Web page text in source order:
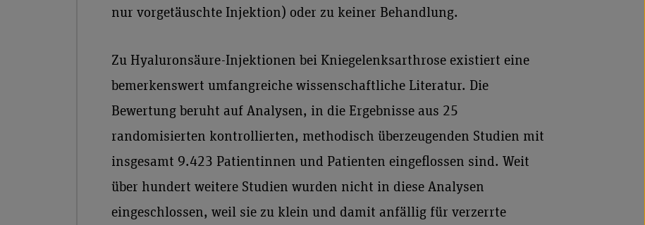
nur vorgetäuschte Injektion) oder zu keiner Behandlung.
Zu Hyaluronsäure-Injektionen bei Kniegelenksarthrose existiert eine
bemerkenswert umfangreiche wissenschaftliche Literatur. Die
Bewertung beruht auf Analysen, in die Ergebnisse aus 25
randomisierten kontrollierten, methodisch überzeugenden Studien mit
insgesamt 9.423 Patientinnen und Patienten eingeflossen sind. Weit
über hundert weitere Studien wurden nicht in diese Analysen
eingeschlossen, weil sie zu klein und damit anfällig für verzerrte